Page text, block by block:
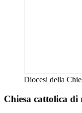
Diocesi della
Chiesa cattolica